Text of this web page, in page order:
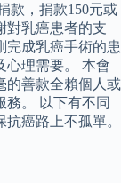
款，捐款150元或
對乳癌患者的支
完成乳癌手術的患
心理需要。 本會
的善款全賴個人或
務。 以下有不同
癌路上不孤單。